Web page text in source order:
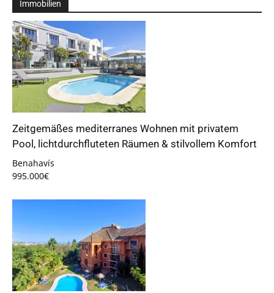
Immobilien
Zeitgemäßes mediterranes Wohnen mit privatem
Pool, lichtdurchfluteten Räumen & stilvollem Komfort
Benahavís
995.000€